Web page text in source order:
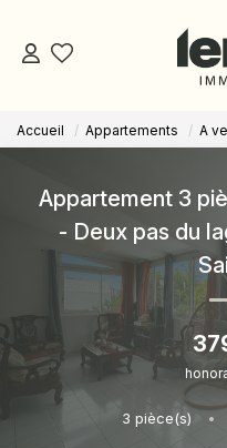
NOS
Accueil Appartements A
Appartement 3
- Deux pas du
3 pièce(s) •